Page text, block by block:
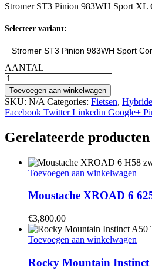
Stromer ST3 Pinion 983WH Sport
Selecteer variant:
AANTAL
Stromer
ST3
Pinion
983WH
Sport
Comfort
Stuur
Vork
Toevoegen aan winkelwagen
SKU: N/A Categories: Fietsen,
Facebook Twitter Linkedin Google+
Gerelateerde producten
Toevoegen aan winkelwagen
Moustache XROAD 6
€3,800.00
Toevoegen aan winkelwagen
Rocky Mountain Instinct